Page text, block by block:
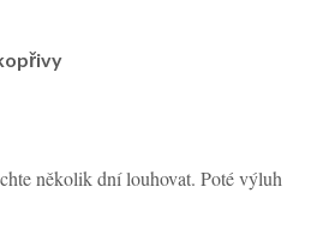
několik dní louhovat. Poté výluh